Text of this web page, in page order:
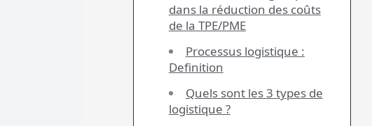
dans la réduction des coûts
de la TPE/PME
Processus logistique :
Definition
Quels sont les 3 types de
logistique ?